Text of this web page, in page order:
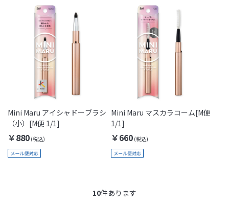
Mini Maru アイシャドーブラシ
（小）[M便 1/1]
￥880
Mini Maru マスカラコーム[M便
1/1]
￥660
10件あります